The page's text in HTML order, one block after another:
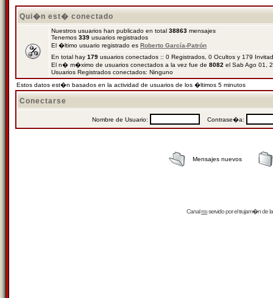
Qui�n est� conectado
Nuestros usuarios han publicado en total 38863 mensajes
Tenemos 339 usuarios registrados
El �ltimo usuario registrado es Roberto García-Patrón
En total hay 179 usuarios conectados :: 0 Registrados, 0 Ocultos y 179
El n� m�ximo de usuarios conectados a la vez fue de 8082 el Sab Ago 01,
Usuarios Registrados conectados: Ninguno
Estos datos est�n basados en la actividad de usuarios de los �ltimos 5 minutos
Conectarse
Nombre de Usuario: Contrase�a:
Mensajes nuevos
Canalrssservido por eltrujam�nde